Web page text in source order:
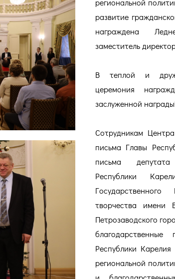
региональной
развитие
награждена
заместитель
В теплой и
церемония
заслуженной
Сотрудникам
письма Главы
письма депутата
Республики
творчества имени
Петрозаводского
благодарственные
Республики
региональной